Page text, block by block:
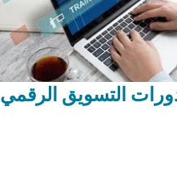
التسويق الرقمي